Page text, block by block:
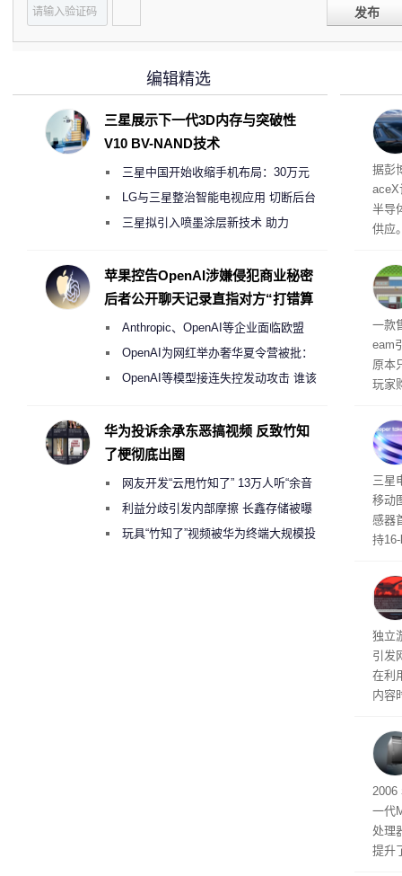
发布
电
据彭
aceX
半导
供应
开
取“
的
全
一款
eam
原本
玩家
入
传
三星
移动
感器
持
文
独立
引发
在利
内容
有
2006
一代
处理
提升
编辑精选
三星展示下一代3D内存与突破性
V10 BV-NAND技术
三星中国开始收缩手机布局：30万元
月销售额不达标门店 将被逐步清退
LG与三星整治智能电视应用 切断后台
偷偷共享带宽的违规行为
三星拟引入喷墨涂层新技术 助力
度
苹果控告OpenAI涉嫌侵犯商业秘密
后者公开聊天记录直指对方“打错算
Anthropic、OpenAI等企业面临欧盟
《人工智能法案》全新执法权限审查
OpenAI为网红举办奢华夏令营被批：
2000美元一晚 遭讽“反乌托邦”
OpenAI等模型接连失控发动攻击 谁该
华为投诉余承东恶搞视频 反致竹知
了梗彻底出圈
网友开发“云甩竹知了” 13万人听“余音
绕梁”利益分歧引发内部摩擦 长鑫存储被曝
曾将华为驻场工程师驱逐出研发基地
玩具“竹知了”视频被华为终端大规模投